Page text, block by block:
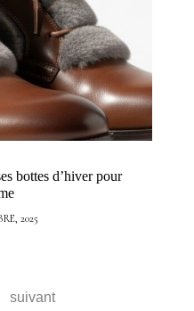
bottes d’hiver pour
2025
suivant